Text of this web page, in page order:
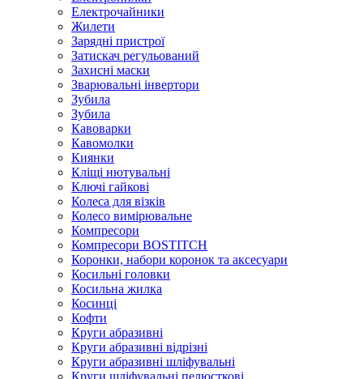
Електрочайники
Жилети
Зарядні пристрої
Затискач регульований
Захисні маски
Зварювальні інвертори
Зубила
Зубила
Кавоварки
Кавомолки
Киянки
Кліщі нютувальні
Ключі гайкові
Колеса для візків
Колесо вимірювальне
Компресори
Компресори BOSTITCH
Коронки, набори коронок та аксесуари
Косильні головки
Косильна жилка
Косинці
Кофти
Круги абразивні
Круги абразивні відрізні
Круги абразивні шліфувальні
Круги шліфувальні пелюсткові